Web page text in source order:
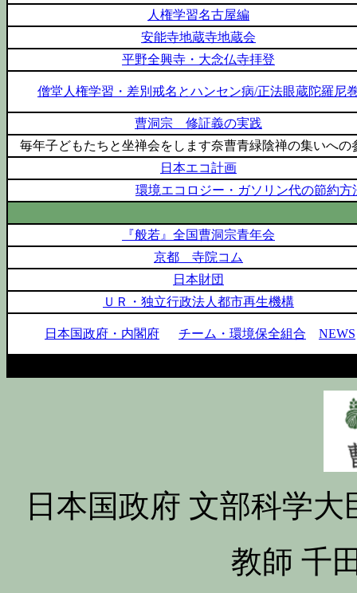
人権学習名古屋編
安能寺地蔵寺地蔵会
平野全興寺・大念仏寺拝登
僧堂人権学習・差別戒名とハンセン病/正法眼蔵陀羅尼
曹洞宗 修証義の実践
毎年子どもたちと坐禅会をします奈曹青緑陰禅の集いへの
日本エコ計画
環境エコロジー・ガソリン代の節約
『般若』全国曹洞宗青年会
京都 寺院コム
日本財団
ＵＲ・独立行政法人都市再生機構
日本国政府・内閣府 チーム・環境保全組合 NEWS
日本国政府 文部科学
教師 千